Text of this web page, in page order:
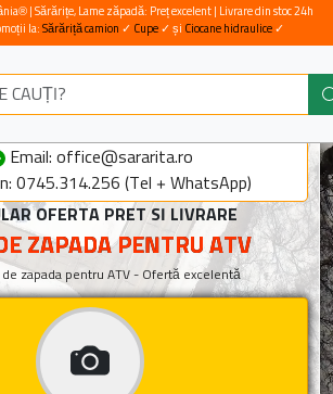
Email: office@sararita.ro
0745.314.256 (Tel + WhatsApp)
OFERTA PRET SI LIVRARE
ZAPADA PENTRU ATV
de zapada pentru ATV - Ofertă excelentă
| Sărărițe, Lame zăpadă: Preț excelent | Livrare din stoc 24h
la: Sărăriță camion ✓ Cupe ✓ și Ciocane hidraulice✓